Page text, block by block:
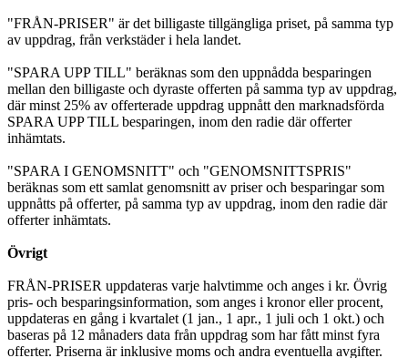
"FRÅN-PRISER" är det billigaste tillgängliga priset, på samma typ
av uppdrag, från verkstäder i hela landet.
"SPARA UPP TILL" beräknas som den uppnådda besparingen
mellan den billigaste och dyraste offerten på samma typ av uppdrag,
där minst 25% av offerterade uppdrag uppnått den marknadsförda
SPARA UPP TILL besparingen, inom den radie där offerter
inhämtats.
"SPARA I GENOMSNITT" och "GENOMSNITTSPRIS"
beräknas som ett samlat genomsnitt av priser och besparingar som
uppnåtts på offerter, på samma typ av uppdrag, inom den radie där
offerter inhämtats.
Övrigt
FRÅN-PRISER uppdateras varje halvtimme och anges i kr. Övrig
pris- och besparingsinformation, som anges i kronor eller procent,
uppdateras en gång i kvartalet (1 jan., 1 apr., 1 juli och 1 okt.) och
baseras på 12 månaders data från uppdrag som har fått minst fyra
offerter. Priserna är inklusive moms och andra eventuella avgifter.